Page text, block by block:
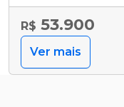
R$ 53.900
Ver mais